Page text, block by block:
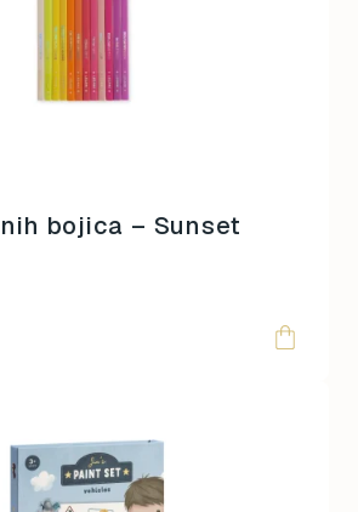
bojica – Sunset